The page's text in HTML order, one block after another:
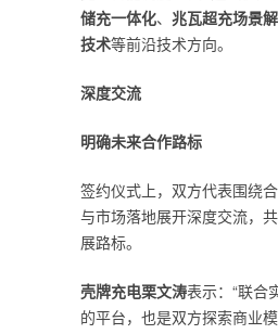
储充一体化、 兆瓦超充场景
技术等前沿技术方向。
深度交流
明确未来合作路标
签约仪式上，双方代表围绕
与市场落地展开深度交流，
展路标。
壳牌充电栗文涛表示：“联合
的平台，也是双方探索商业